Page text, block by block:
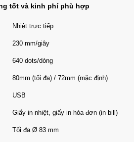
tốt và kinh phí phù hợp
Nhiệt trực tiếp
230 mm/giây
640 dots/dòng
80mm (tối đa) / 72mm (mặc định)
USB
Giấy in nhiệt, giấy in hóa đơn (in bill)
Tối đa Ø 83 mm